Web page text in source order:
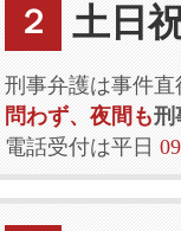
２ 土日
刑事弁護は事件直
問わず、夜間も刑
電話受付は平日